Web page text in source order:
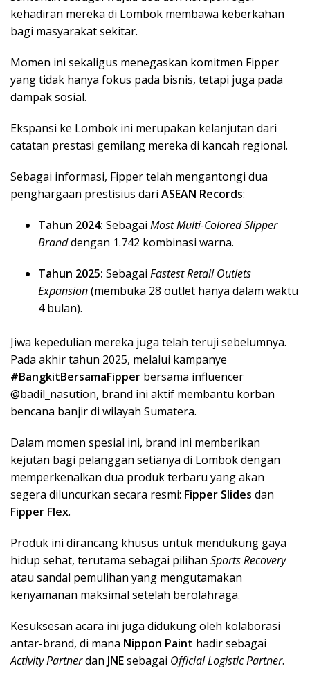
kehadiran mereka di Lombok membawa keberkahan
bagi masyarakat sekitar.
Momen ini sekaligus menegaskan komitmen Fipper
yang tidak hanya fokus pada bisnis, tetapi juga pada
dampak sosial.
Ekspansi ke Lombok ini merupakan kelanjutan dari
catatan prestasi gemilang mereka di kancah regional.
Sebagai informasi, Fipper telah mengantongi dua
penghargaan prestisius dari ASEAN Records:
Tahun 2024: Sebagai Most Multi-Colored Slipper
Branddengan 1.742 kombinasi warna.
Tahun 2025: Sebagai Fastest Retail Outlets
Expansion(membuka 28 outlet hanya dalam waktu
4 bulan).
Jiwa kepedulian mereka juga telah teruji sebelumnya.
Pada akhir tahun 2025, melalui kampanye
#BangkitBersamaFipper bersama influencer
@badil_nasution, brand ini aktif membantu korban
bencana banjir di wilayah Sumatera.
Dalam momen spesial ini, brand ini memberikan
kejutan bagi pelanggan setianya di Lombok dengan
memperkenalkan dua produk terbaru yang akan
segera diluncurkan secara resmi: Fipper Slides dan
Fipper Flex.
Produk ini dirancang khusus untuk mendukung gaya
hidup sehat, terutama sebagai pilihan Sports Recovery
atau sandal pemulihan yang mengutamakan
kenyamanan maksimal setelah berolahraga.
Kesuksesan acara ini juga didukung oleh kolaborasi
antar-brand, di mana Nippon Paint hadir sebagai
Activity Partnerdan JNEsebagai Official Logistic Partner.